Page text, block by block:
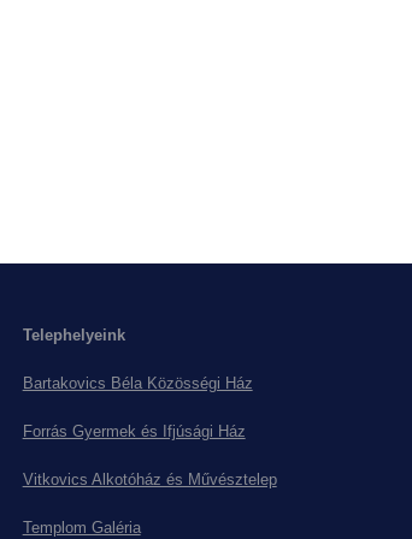
Telephelyeink
Bartakovics Béla Közösségi Ház
Forrás Gyermek és Ifjúsági Ház
Vitkovics Alkotóház és Művésztelep
Templom Galéria